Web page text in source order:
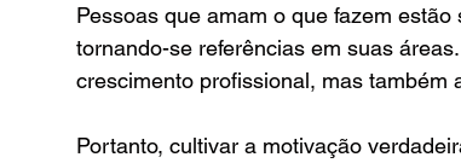
Pessoas que amam o que fazem
tornando-se referências em suas
crescimento profissional, mas também
Portanto, cultivar a motivação